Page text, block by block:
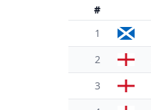
#
1
2
3